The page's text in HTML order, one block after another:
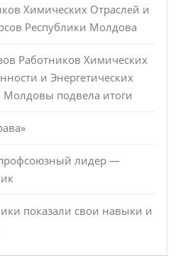
Химических Отраслей и
Республики Молдова
Работников Химических
и Энергетических
Молдовы подвела итоги
лидер —
показали свои навыки и